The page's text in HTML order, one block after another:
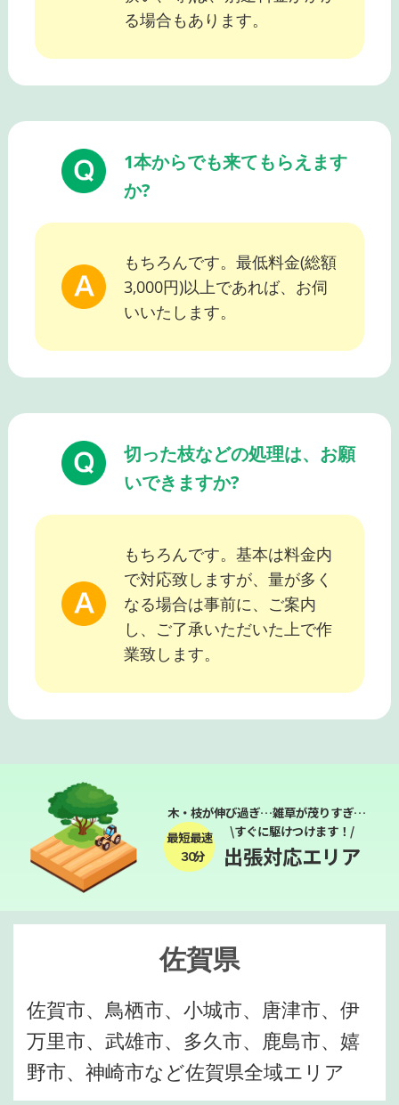
る場合もあります。
1本からでも来てもらえます
か?
もちろんです。最低料金(総額
3,000円)以上であれば、お伺
いいたします。
切った枝などの処理は、お願
いできますか?
もちろんです。基本は料金内
で対応致しますが、量が多く
なる場合は事前に、ご案内
し、ご了承いただいた上で作
業致します。
木・枝が伸び過ぎ…雑草が茂りすぎ…
最短最速
３０分
\すぐに駆けつけます！/
出張対応エリア
佐賀県
佐賀市、鳥栖市、小城市、唐津市、伊
万里市、武雄市、多久市、鹿島市、嬉
野市、神崎市など佐賀県全域エリア